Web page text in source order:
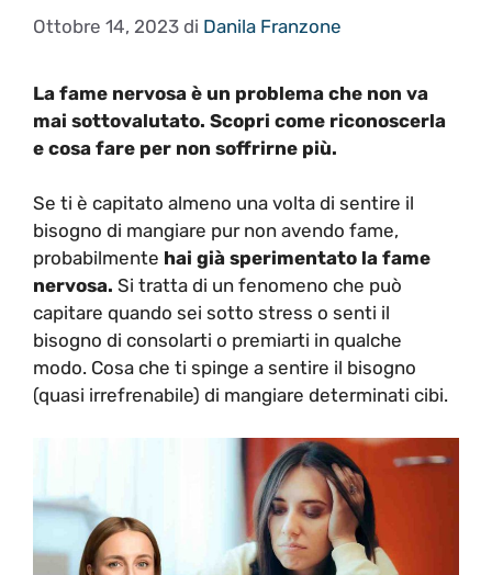
Ottobre 14, 2023 di Danila Franzone
La fame nervosa è un problema che non va
mai sottovalutato. Scopri come riconoscerla
e cosa fare per non soffrirne più.
Se ti è capitato almeno una volta di sentire il
bisogno di mangiare pur non avendo fame,
probabilmente hai già sperimentato la fame
nervosa. Si tratta di un fenomeno che può
capitare quando sei sotto stress o senti il
bisogno di consolarti o premiarti in qualche
modo. Cosa che ti spinge a sentire il bisogno
(quasi irrefrenabile) di mangiare determinati cibi.